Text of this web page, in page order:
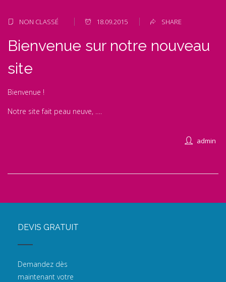
NON CLASSÉ 18.09.2015 SHARE
Bienvenue sur notre nouveau
site
Bienvenue !
Notre site fait peau neuve, ….
admin
DEVIS GRATUIT
Demandez dès
maintenant votre